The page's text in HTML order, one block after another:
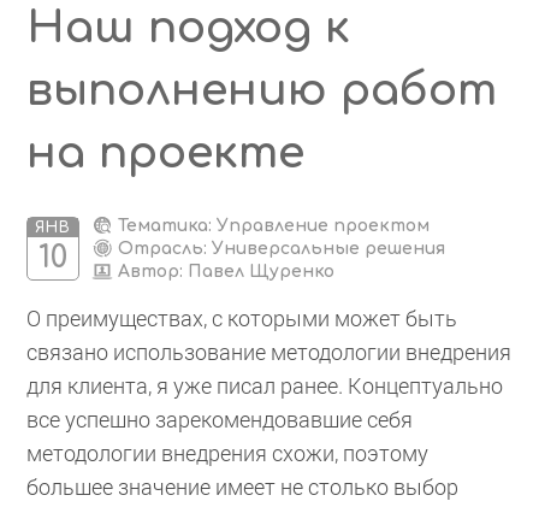
Наш подход к
выполнению работ
на проекте
ЯНВ
10
Тематика: Управление проектом
Отрасль: Универсальные решения
Автор: Павел Щуренко
О преимуществах, с которыми может быть
связано использование методологии внедрения
для клиента, я уже писал ранее. Концептуально
все успешно зарекомендовавшие себя
методологии внедрения схожи, поэтому
большее значение имеет не столько выбор